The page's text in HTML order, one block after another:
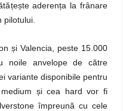
țește aderența la frânare
pilotului.
și Valencia, peste 15.000
noile anvelope de către
variante disponibile pentru
și cea hard vor fi
împreună cu cele